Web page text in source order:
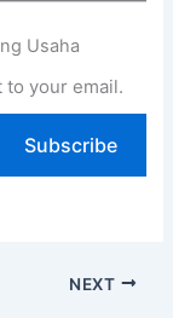
Usaha
your email.
Subscribe
NEXT